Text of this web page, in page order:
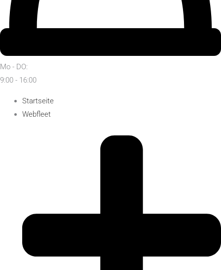
Mo - DO:
9:00 - 16:00
Startseite
Webfleet